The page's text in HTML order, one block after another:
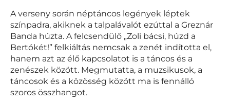
A verseny során néptáncos legények léptek
színpadra, akiknek a talpalávalót ezúttal a Greznár
Banda húzta. A felcsendülő „Zoli bácsi, húzd a
Bertókét!” felkiáltás nemcsak a zenét indította el,
hanem azt az élő kapcsolatot is a táncos és a
zenészek között. Megmutatta, a muzsikusok, a
táncosok és a közösség között ma is fennálló
szoros összhangot.